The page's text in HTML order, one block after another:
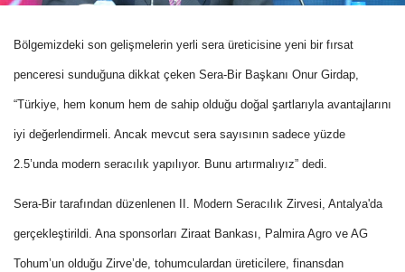
Bölgemizdeki son gelişmelerin yerli sera üreticisine yeni bir fırsat
penceresi sunduğuna dikkat çeken Sera-Bir Başkanı Onur Girdap,
“Türkiye, hem konum hem de sahip olduğu doğal şartlarıyla avantajlarını
iyi değerlendirmeli. Ancak mevcut sera sayısının sadece yüzde
2.5’unda modern seracılık yapılıyor. Bunu artırmalıyız” dedi.
Sera-Bir tarafından düzenlenen II. Modern Seracılık Zirvesi, Antalya'da
gerçekleştirildi. Ana sponsorları Ziraat Bankası, Palmira Agro ve AG
Tohum’un olduğu Zirve’de, tohumculardan üreticilere, finansdan